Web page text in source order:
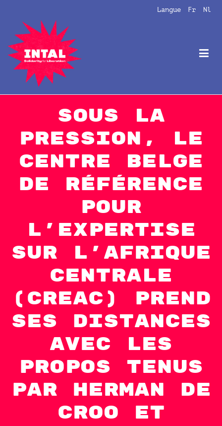
Langue Fr Nl
Intal
Globalize Solidarity!
Sous la
pression, le
Centre belge
de référence
pour
l’expertise
sur l’Afrique
centrale
(CREAC) prend
ses distances
avec les
propos tenus
par Herman De
Croo et